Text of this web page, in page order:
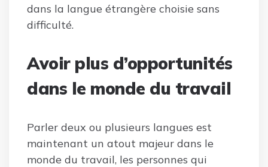
dans la langue étrangère choisie sans
difficulté.
Avoir plus d’opportunités
dans le monde du travail
Parler deux ou plusieurs langues est
maintenant un atout majeur dans le
monde du travail, les personnes qui